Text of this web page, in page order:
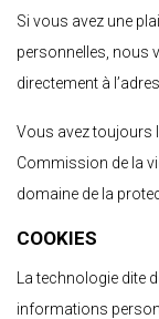
Si vous avez une
personnelles, nous
directement à
Vous avez toujours
Commission de la
domaine de la
COOKIES
La technologie dite
informations